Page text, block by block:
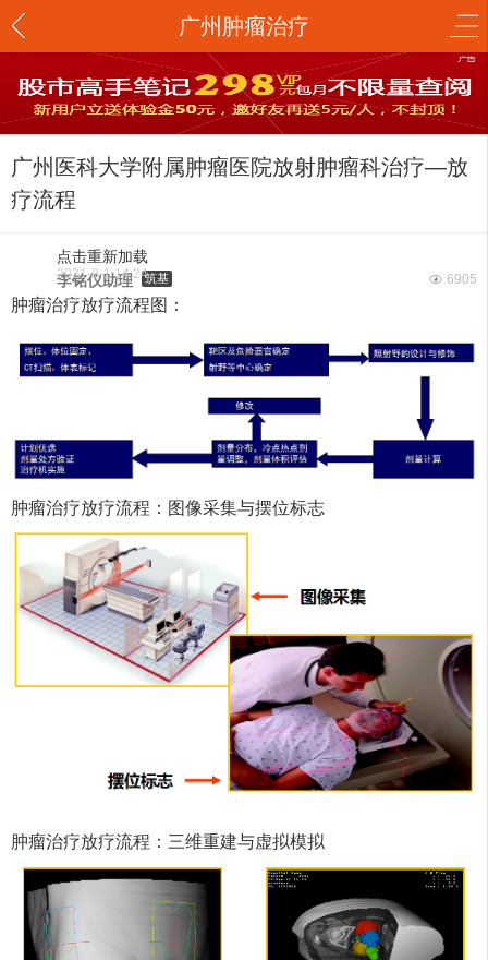
广州肿瘤治疗
广州医科大学附属肿瘤医院放射肿瘤科治疗—放
疗流程
点击重新加载
6905
李铭仪助理 筑基
2021-8-1 14:24
肿瘤治疗放疗流程图：
肿瘤治疗放疗流程：图像采集与摆位标志
肿瘤治疗放疗流程：三维重建与虚拟模拟